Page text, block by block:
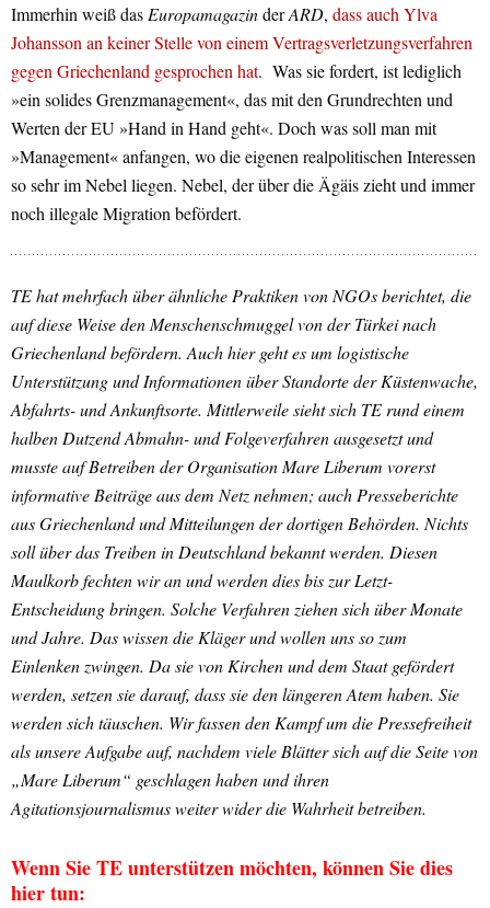
Immerhin weiß das EuropamagazinderARD, dass auch Ylva
Johansson an keiner Stelle von einem Vertragsverletzungsverfahren
gegen Griechenland gesprochen hat. Was sie fordert, ist lediglich
»ein solides Grenzmanagement«, das mit den Grundrechten und
Werten der EU »Hand in Hand geht«. Doch was soll man mit
»Management« anfangen, wo die eigenen realpolitischen Interessen
so sehr im Nebel liegen. Nebel, der über die Ägäis zieht und immer
noch illegale Migration befördert.
TE hat mehrfach über ähnliche Praktiken von NGOs berichtet, die
auf diese Weise den Menschenschmuggel von der Türkei nach
Griechenland befördern. Auch hier geht es um logistische
Unterstützung und Informationen über Standorte der Küstenwache,
Abfahrts- und Ankunftsorte. Mittlerweile sieht sich TE rund einem
halben Dutzend Abmahn- und Folgeverfahren ausgesetzt und
musste auf Betreiben der Organisation Mare Liberum vorerst
informative Beiträge aus dem Netz nehmen; auch Presseberichte
aus Griechenland und Mitteilungen der dortigen Behörden. Nichts
soll über das Treiben in Deutschland bekannt werden. Diesen
Maulkorb fechten wir an und werden dies bis zur Letzt-
Entscheidung bringen. Solche Verfahren ziehen sich über Monate
und Jahre. Das wissen die Kläger und wollen uns so zum
Einlenken zwingen. Da sie von Kirchen und dem Staat gefördert
werden, setzen sie darauf, dass sie den längeren Atem haben. Sie
werden sich täuschen. Wir fassen den Kampf um die Pressefreiheit
als unsere Aufgabe auf, nachdem viele Blätter sich auf die Seite von
„Mare Liberum“ geschlagen haben und ihren
Agitationsjournalismus weiter wider die Wahrheit betreiben.
Wenn SieTEunterstützen möchten, können Sie dies
hier tun: